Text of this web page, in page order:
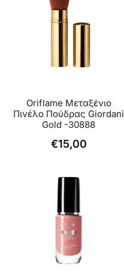
Oriflame Μεταξένιο
Πινέλο Πούδρας Giordani
Gold -30888
€15,00